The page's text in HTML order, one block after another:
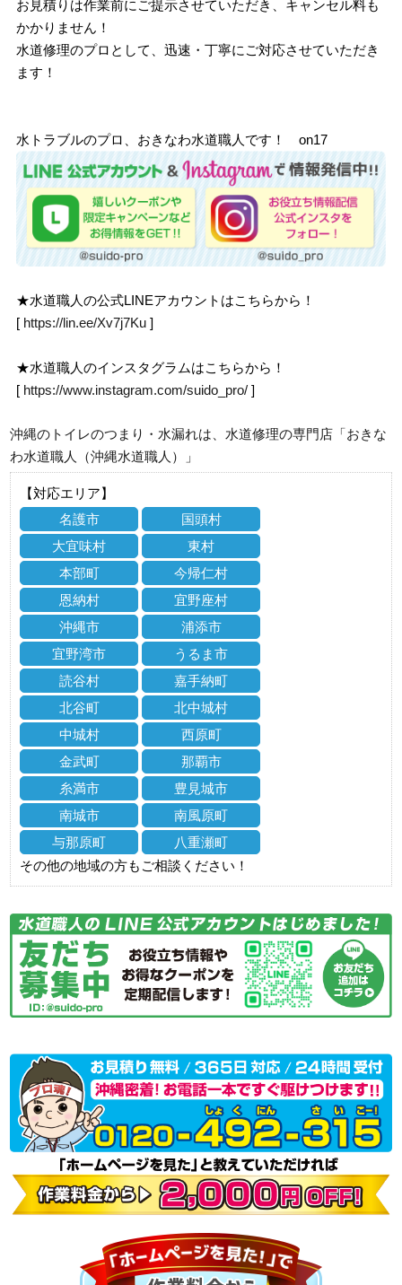
お見積りは作業前にご提示させていただき、キャンセル料も
かかりません！
水道修理のプロとして、迅速・丁寧にご対応させていただき
ます！
水トラブルのプロ、おきなわ水道職人です！ on17
★水道職人の公式LINEアカウントはこちらから！
[ https://lin.ee/Xv7j7Ku ]
★水道職人のインスタグラムはこちらから！
[ https://www.instagram.com/suido_pro/ ]
沖縄のトイレのつまり・水漏れは、水道修理の専門店「おきな
わ水道職人（沖縄水道職人）」
【対応エリア】
名護市
国頭村
大宜味村
東村
本部町
今帰仁村
恩納村
宜野座村
沖縄市
浦添市
宜野湾市
うるま市
読谷村
嘉手納町
北谷町
北中城村
中城村
西原町
金武町
那覇市
糸満市
豊見城市
南城市
南風原町
与那原町
八重瀬町
その他の地域の方もご相談ください！